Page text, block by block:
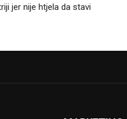
jer nije htjela da stavi